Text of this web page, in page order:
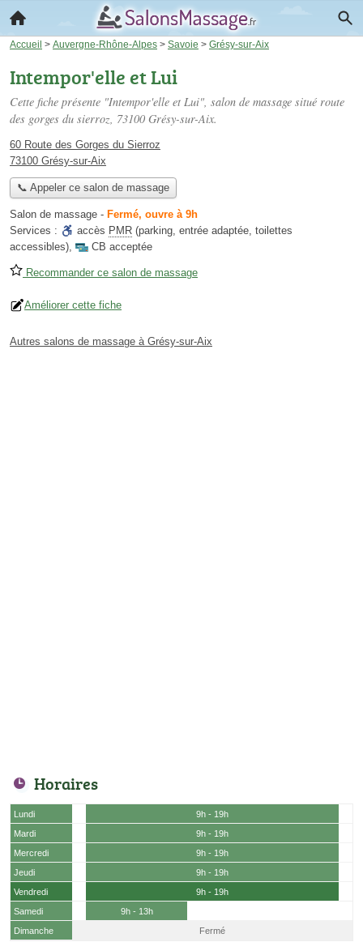
Accueil > Auvergne-Rhône-Alpes > Savoie > Grésy-sur-Aix
Intempor'elle et Lui
Cette fiche présente "Intempor'elle et Lui", salon de massage situé route
des gorges du sierroz, 73100 Grésy-sur-Aix.
60 Route des Gorges du Sierroz
73100 Grésy-sur-Aix
📞 Appeler ce salon de massage
Salon de massage - Fermé, ouvre à 9h
Services :
accès PMR (parking, entrée adaptée, toilettes
accessibles), CB acceptée
Recommander ce salon de massage
Améliorer cette fiche
Autres salons de massage à Grésy-sur-Aix
Horaires
Lundi
9h - 19h
Mardi
9h - 19h
Mercredi
9h - 19h
Jeudi
9h - 19h
Vendredi
9h - 19h
Samedi
9h - 13h
Dimanche
Fermé